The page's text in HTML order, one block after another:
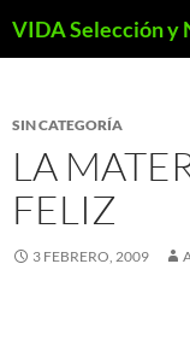
VIDA Selección y
SIN CATEGORÍA
LA
FELIZ
3 FEBRERO, 2009